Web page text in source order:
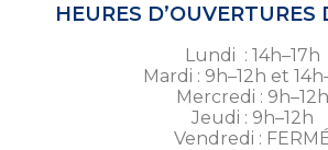
HEURES D’OUVERTURES
Lundi : 14h–17h
Mardi : 9h–12h et
Mercredi : 9h–12h
Jeudi : 9h–12h
Vendredi :